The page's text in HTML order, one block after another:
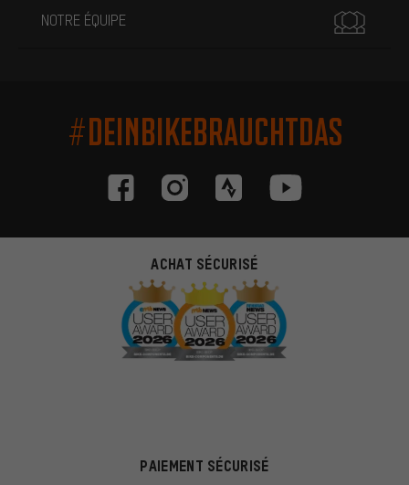
NOTRE ÉQUIPE
#DEINBIKEBRAUCHTDAS
ACHAT SÉCURISÉ
PAIEMENT SÉCURISÉ